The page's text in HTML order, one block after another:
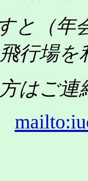
と（年
行場
はご連